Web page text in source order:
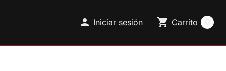
 Iniciar sesión shopping_cart Carrito